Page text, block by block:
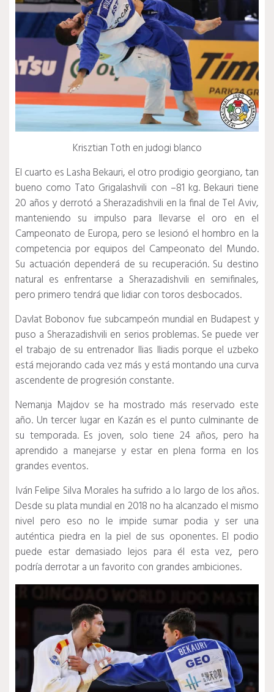
Krisztian Toth en judogi blanco
El cuarto es Lasha Bekauri, el otro prodigio georgiano, tan
bueno como Tato Grigalashvili con –81 kg. Bekauri tiene
20 años y derrotó a Sherazadishvili en la final de Tel Aviv,
manteniendo su impulso para llevarse el oro en el
Campeonato de Europa, pero se lesionó el hombro en la
competencia por equipos del Campeonato del Mundo.
Su actuación dependerá de su recuperación. Su destino
natural es enfrentarse a Sherazadishvili en semifinales,
pero primero tendrá que lidiar con toros desbocados.
Davlat Bobonov fue subcampeón mundial en Budapest y
puso a Sherazadishvili en serios problemas. Se puede ver
el trabajo de su entrenador Ilias Iliadis porque el uzbeko
está mejorando cada vez más y está montando una curva
ascendente de progresión constante.
Nemanja Majdov se ha mostrado más reservado este
año. Un tercer lugar en Kazán es el punto culminante de
su temporada. Es joven, solo tiene 24 años, pero ha
aprendido a manejarse y estar en plena forma en los
grandes eventos.
Iván Felipe Silva Morales ha sufrido a lo largo de los años.
Desde su plata mundial en 2018 no ha alcanzado el mismo
nivel pero eso no le impide sumar podia y ser una
auténtica piedra en la piel de sus oponentes. El podio
puede estar demasiado lejos para él esta vez, pero
podría derrotar a un favorito con grandes ambiciones.